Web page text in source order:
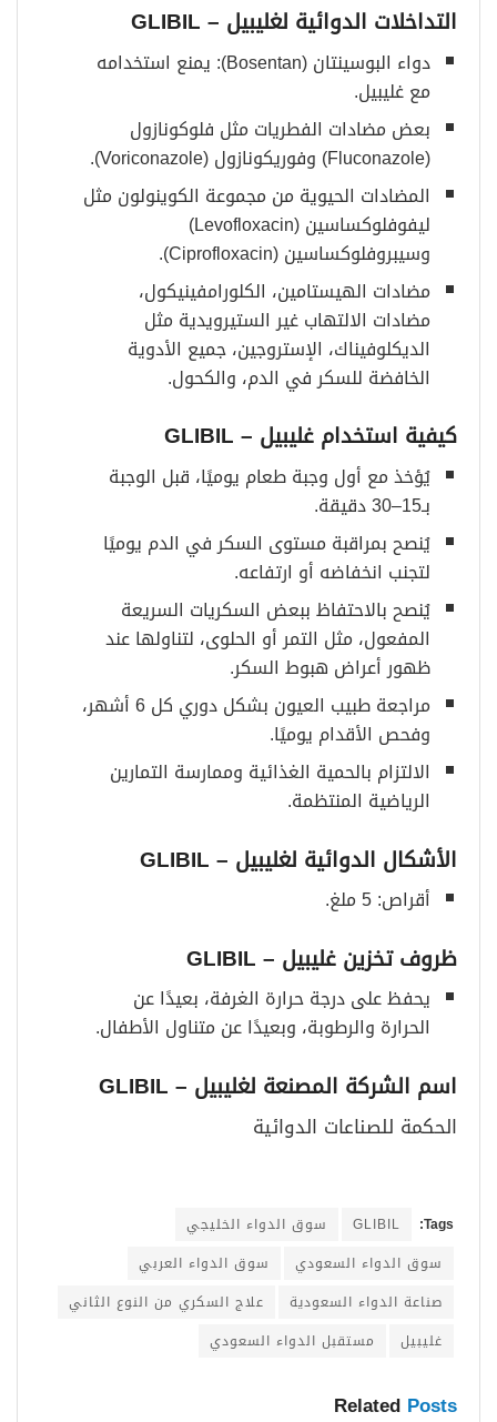
التداخلات الدوائية لغليبيل – GLIBIL
دواء البوسينتان (Bosentan): يمنع استخدامه
مع غليبيل.
بعض مضادات الفطريات مثل فلوكونازول
(Fluconazole) وفوريكونازول (Voriconazole).
المضادات الحيوية من مجموعة الكوينولون مثل
ليفوفلوكساسين (Levofloxacin)
وسيبروفلوكساسين (Ciprofloxacin).
مضادات الهيستامين، الكلورامفينيكول،
مضادات الالتهاب غير الستيرويدية مثل
الديكلوفيناك، الإستروجين، جميع الأدوية
الخافضة للسكر في الدم، والكحول.
كيفية استخدام غليبيل – GLIBIL
يُؤخذ مع أول وجبة طعام يوميًا، قبل الوجبة
بـ15–30 دقيقة.
يُنصح بمراقبة مستوى السكر في الدم يوميًا
لتجنب انخفاضه أو ارتفاعه.
يُنصح بالاحتفاظ ببعض السكريات السريعة
المفعول، مثل التمر أو الحلوى، لتناولها عند
ظهور أعراض هبوط السكر.
مراجعة طبيب العيون بشكل دوري كل 6 أشهر،
وفحص الأقدام يوميًا.
الالتزام بالحمية الغذائية وممارسة التمارين
الرياضية المنتظمة.
الأشكال الدوائية لغليبيل – GLIBIL
أقراص: 5 ملغ.
ظروف تخزين غليبيل – GLIBIL
يحفظ على درجة حرارة الغرفة، بعيدًا عن
الحرارة والرطوبة، وبعيدًا عن متناول الأطفال.
اسم الشركة المصنعة لغليبيل – GLIBIL
الحكمة للصناعات الدوائية
Tags:
GLIBIL
سوق الدواء الخليجي
سوق الدواء السعودي
سوق الدواء العربي
صناعة الدواء السعودية
علاج السكري من النوع الثاني
غليبيل
مستقبل الدواء السعودي
Related Posts